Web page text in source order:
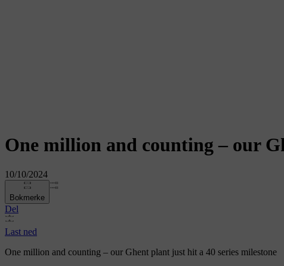
One million and counting – our
10/10/2024
Bokmerke
Del
Last ned
One million and counting – our Ghent plant just hit a 40 series milestone